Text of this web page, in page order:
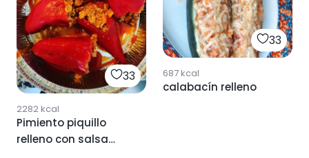
33
2282kcal
Pimiento piquillo
relleno con salsa
33
687kcal
calabacín relleno